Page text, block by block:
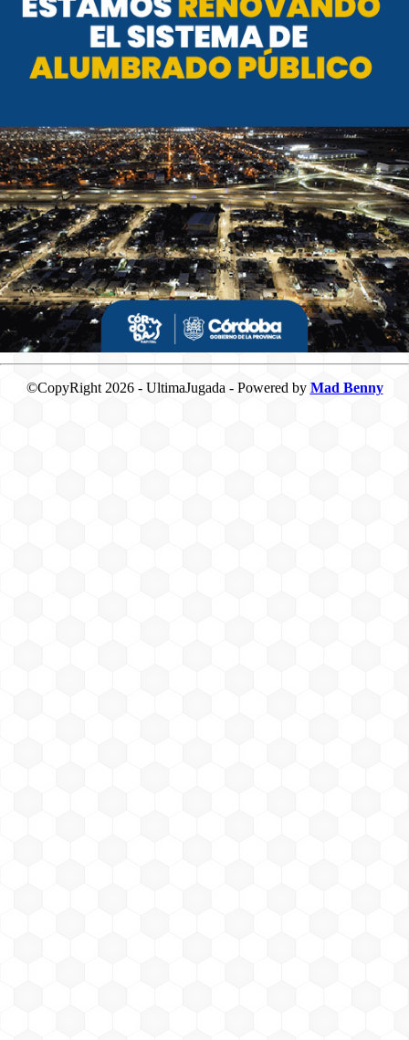
©CopyRight 2026 - UltimaJugada - Powered by Mad Benny